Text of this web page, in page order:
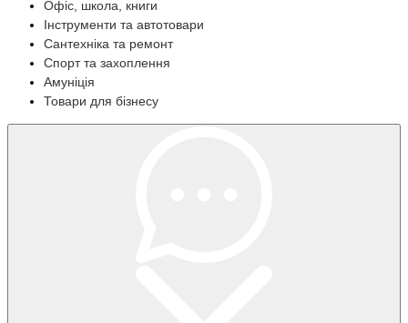
Офіс, школа, книги
Інструменти та автотовари
Сантехніка та ремонт
Спорт та захоплення
Амуніція
Товари для бізнесу